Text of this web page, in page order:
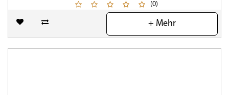
(0)
+ Mehr